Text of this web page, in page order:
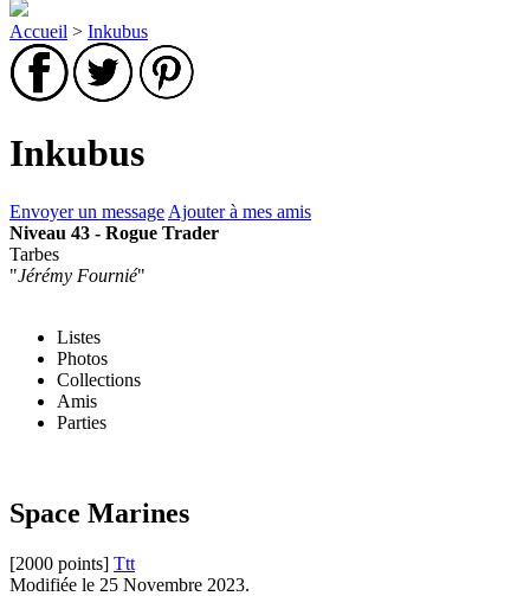
Accueil > Inkubus
Inkubus
Envoyer un message Ajouter à mes amis
Niveau 43 - Rogue Trader
Tarbes
"Jérémy Fournié"
Listes
Photos
Collections
Amis
Parties
Space Marines
[2000 points] Ttt
Modifiée le 25 Novembre 2023.